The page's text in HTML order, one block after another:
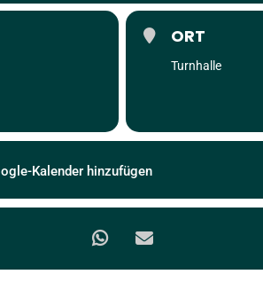
ORT
Turnhalle
Kalender hinzufügen